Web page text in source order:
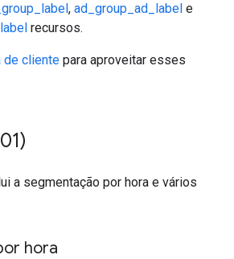
, ad_group_ad_label e
recursos.
de cliente para aproveitar esses
a segmentação por hora e vários
hora